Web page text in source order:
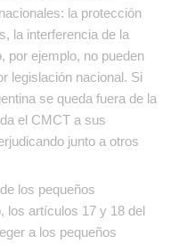
la protección
la interferencia de la
por ejemplo, no pueden
legislación nacional. Si
se queda fuera de la
el CMCT a sus
junto a otros
los pequeños
los artículos 17 y 18 del
a los pequeños